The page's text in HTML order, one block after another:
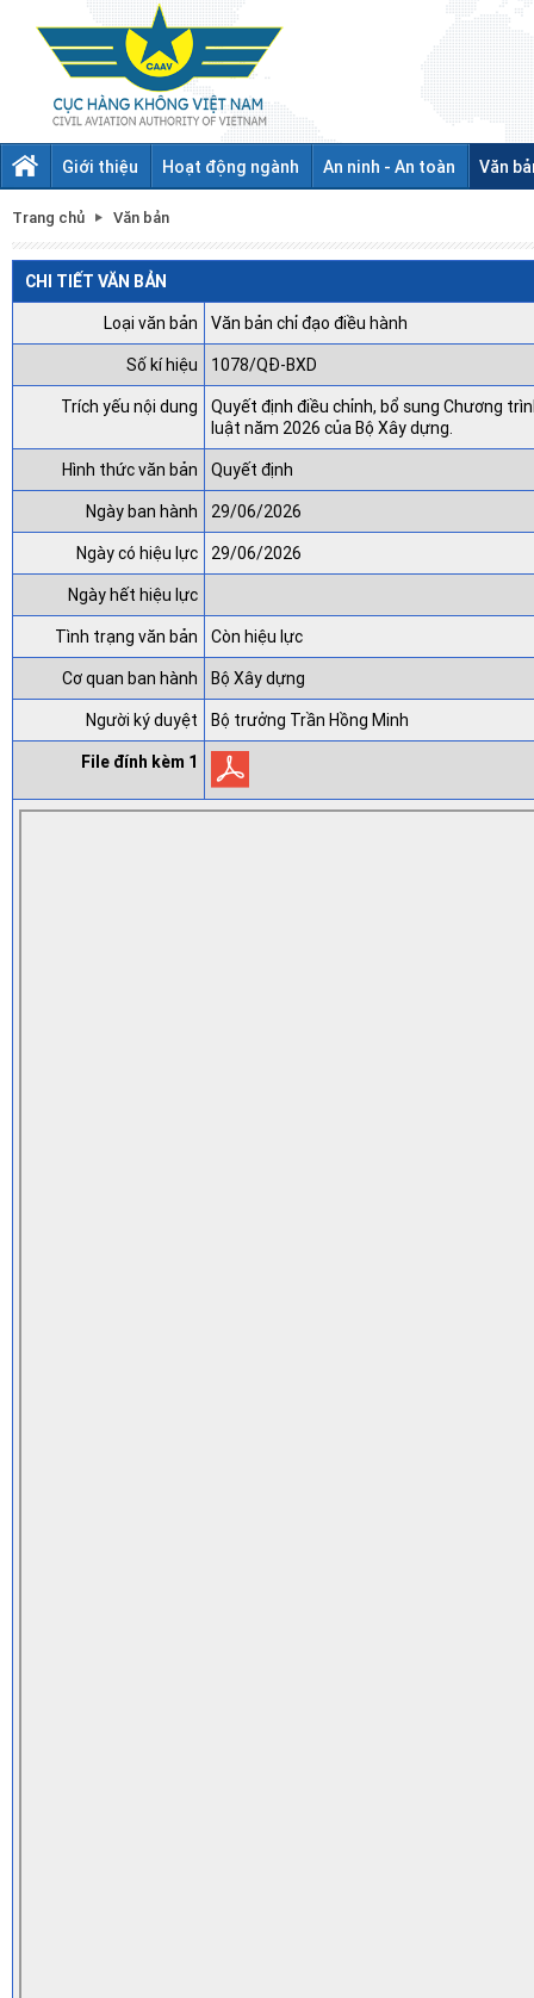
Giới thiệu Hoạt động ngành An ninh - An toàn Văn
Trang chủ Văn bản
CHI TIẾT VĂN BẢN
Loại văn bản
Văn bản chỉ đạo điều hành
Số kí hiệu
1078/QĐ-BXD
Trích yếu nội dung
Quyết định điều chỉnh, bổ sung Chương
luật năm 2026 của Bộ Xây dựng.
Hình thức văn bản
Quyết định
Ngày ban hành
29/06/2026
Ngày có hiệu lực
29/06/2026
Ngày hết hiệu lực
Tình trạng văn bản
Còn hiệu lực
Cơ quan ban hành
Bộ Xây dựng
Người ký duyệt
Bộ trưởng Trần Hồng Minh
File đính kèm 1